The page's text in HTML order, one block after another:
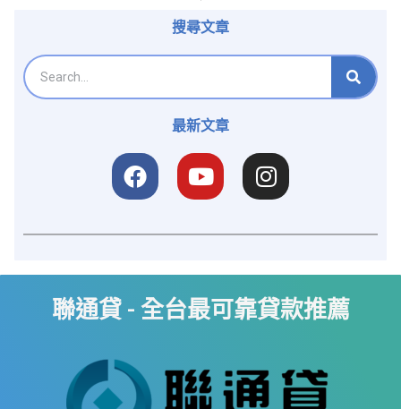
搜尋文章
最新文章
聯通貸 - 全台最可靠貸款推薦